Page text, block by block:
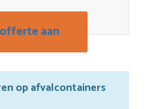
aan
op afvalcontainers